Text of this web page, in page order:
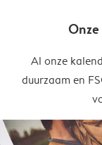
Al onze
duurzaam en